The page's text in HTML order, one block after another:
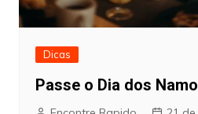
Dicas
Passe o Dia dos